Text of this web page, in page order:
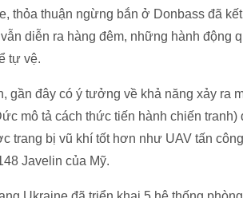
thỏa thuận ngừng bắn ở Donbass đã
diễn ra hàng đêm, những hành động
tự vệ.
gần đây có ý tưởng về khả năng xảy ra
mô tả cách thức tiến hành chiến
trang bị vũ khí tốt hơn như UAV tấn
Javelin của Mỹ.